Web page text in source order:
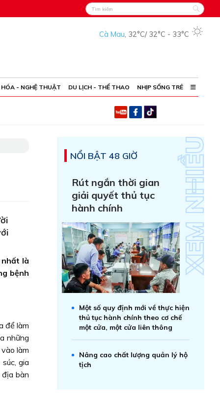
Cà Mau, 32°C/ 32°C - 33°C
- NGHỆ THUẬT DU LỊCH - THỂ THAO NHỊP SỐNG TRẺ
nhất là
bệnh
để làm
những
làm
gia
bàn
NỔI BẬT 48 GIỜ
Rút ngắn thời gian
giải quyết thủ tục
hành chính
Một số quy định mới về thực hiện
thủ tục hành chính theo cơ chế
một cửa, một cửa liên thông
Nâng cao chất lượng quản lý hộ
tịch